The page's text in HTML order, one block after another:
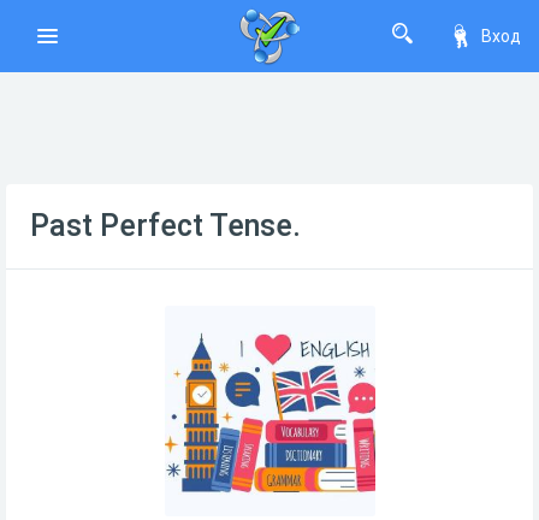
Вход
Past Perfect Tense.